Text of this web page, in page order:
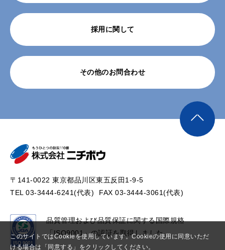
採用に関して
その他のお問合わせ
〒141-0022 東京都品川区東五反田1-9-5
TEL 03-3444-6241(代表)
FAX 03-3444-3061(代表)
品質管理および品質保証に関する国際規格
「ISO9001」の認証を取得しました。
このサイトではCookieを使用しています。Cookieの使用に同意いただ
ける場合は「同意する」をクリックしてください。